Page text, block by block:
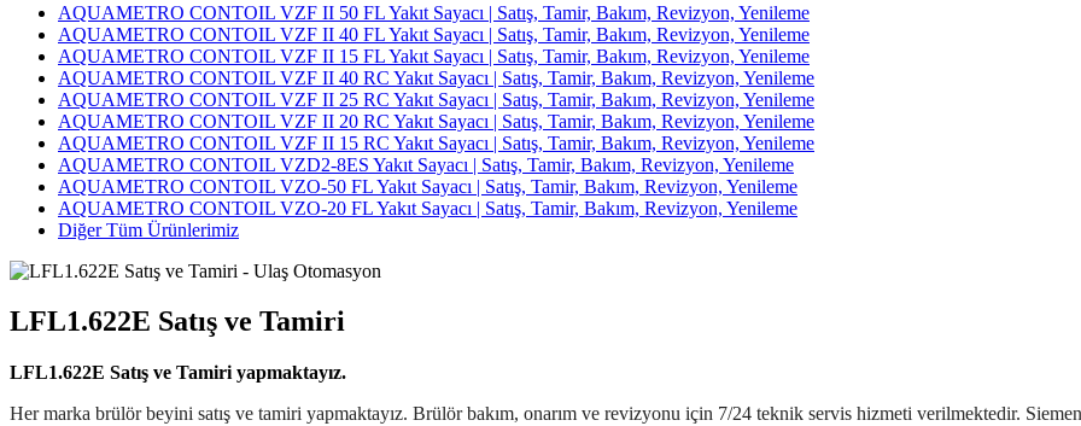
AQUAMETRO CONTOIL VZF II 50 FL Yakıt Sayacı | Satış, Tamir, Bakım, Revizyon, Yenileme
AQUAMETRO CONTOIL VZF II 40 FL Yakıt Sayacı | Satış, Tamir, Bakım, Revizyon, Yenileme
AQUAMETRO CONTOIL VZF II 15 FL Yakıt Sayacı | Satış, Tamir, Bakım, Revizyon, Yenileme
AQUAMETRO CONTOIL VZF II 40 RC Yakıt Sayacı | Satış, Tamir, Bakım, Revizyon, Yenileme
AQUAMETRO CONTOIL VZF II 25 RC Yakıt Sayacı | Satış, Tamir, Bakım, Revizyon, Yenileme
AQUAMETRO CONTOIL VZF II 20 RC Yakıt Sayacı | Satış, Tamir, Bakım, Revizyon, Yenileme
AQUAMETRO CONTOIL VZF II 15 RC Yakıt Sayacı | Satış, Tamir, Bakım, Revizyon, Yenileme
AQUAMETRO CONTOIL VZD2-8ES Yakıt Sayacı | Satış, Tamir, Bakım, Revizyon, Yenileme
AQUAMETRO CONTOIL VZO-50 FL Yakıt Sayacı | Satış, Tamir, Bakım, Revizyon, Yenileme
AQUAMETRO CONTOIL VZO-20 FL Yakıt Sayacı | Satış, Tamir, Bakım, Revizyon, Yenileme
Diğer Tüm Ürünlerimiz
LFL1.622E Satış ve Tamiri
LFL1.622E Satış ve Tamiri yapmaktayız.
Her marka brülör beyini satış ve tamiri yapmaktayız. Brülör bakım, onarım ve revizyonu için 7/24 teknik servis hizmeti verilmektedir. Siemens brülör beyni tamiri yapıyoruz. Siemens brülör beyini satışı yapıyoruz. Siemens brülör rolesi tamiri yapıyoruz. Siemens brülör rolesi satışı yapıyoruz. Siemens brülör otomatiği tamiri yapıyoruz. Siemens brülör otomatiği satışı yapıyoruz. Siemens brülör kontrol kutusu tamiri yapıyoruz. Siemens brülör kontrol kutusu satışı yapıyoruz. Brahma brülör beyni tamiri yapıyoruz. Brahma brülör beyini satışı yapıyoruz. Brahma brülör rolesi tamiri yapıyoruz. Brahma brülör rolesi satışı yapıyoruz. Brahma brülör otomatiği satışı yapıyoruz. Brahma brülör otomatiği tamiri yapıyoruz. Brahma brülör kontrol kutusu tamiri yapıyoruz. Brahma brülör kontrol kutusu satışı yapıyoruz. Brahma brülör denetleyici tamiri yapıyoruz. Brahma brülör denetleyici satışı yapıyoruz. Honeywell brülör beyni tamiri yapıyoruz. Honeywell brülör beyini satışı yapıyoruz. Honeywell brülör rolesi tamiri yapıyoruz. Honeywell brülör rolesi satışı yapıyoruz. Honeywell brülör otomatiği tamiri yapıyoruz. Honeywell brülör otomatiği satışı yapıyoruz. Honeywell brülör kontrol kutusu tamiri yapıyoruz. Honeywell brülör kontrol kutusu satışı yapıyoruz. Honeywell brülör denetleyici tamiri yapıyoruz. Honeywell brüllör denetleyici satışı yapıyoruz. Sacmi brülör beyni tamiri yapıyoruz. Sacmi brülör beyini satışı yapıyoruz. Sacmi brülör rolesi tamiri yapıyoruz. Sacmi brülör rolesi satışı yapıyoruz. Sacmi brülör otomatiği tamiri yapıyoruz. Sacmi brülör otomatiği satışı yapıyoruz. Sacmi brülör denetleyici tamiri yapıyoruz. Sacmi brülör denetleyici satışı yapıyoruz. Sacmi brülör kontrol kutusu tamiri yapıyoruz. Sacmi brülör kontrol kutusu satışı yapıyoruz. Landis brülör beyni tamiri yapıyoruz. Landis brülör beyini satışı yapıyoruz. Landis brülör rolesi tamiri yapıyoruz. Landis brülör rolesi satışı yapıyoruz. Landis brülör otomatiği tamiri yapıyoruz. Landis brülör otomatiği satışı yapıyoruz. Landis brülör kontrol kutusu tamiri yapıyoruz. Landis brülör kontrol kutusu satışı yapıyoruz. Landis brülör denetleyici tamiri yapıyoruz. Landis brülör denetleyici satışı yapıyoruz. Kromschroder brülör beyni tamiri yapıyoruz. Krom Schroder brülör beyni satışı yapıyoruz. Kromschroder brülör rolesi tamiri yapıyoruz. Krom Schroder brülör rolesi satışı yapıyoruz. Kromschroder brülör otomatiği tamiri yapıyoruz. Krom Schroder brülör otomatiği satışı yapıyoruz. Kromschroder brülör kontrol kutusu tamiri yapıyoruz. Krom Schroder brülör kontrol kutusu satışı yapıyoruz. Kromschroder brülör denetleyici tamiri yapıyoruz. Krom Schroder brülör denetleyici satışı yapıyoruz. Satronic brülör beyni tamiri yapıyoruz. Satronic brülör beyini satışı yapıyoruz. Satronic brülör rolesi tamiri yapıyoruz. Satronic brülör rolesi satışı yapıyoruz. Satronic brülör otomatiği tamiri yapıyoruz. Satronic brülör otomatiği satışı yapıyoruz. Satronic brülör kontrol kutusu tamiri yapıyoruz. Satronic brülör kontrol kutusu satışı yapıyoruz. Satronic brülör denetleyici tamiri yapıyoruz. Satronic brülör denetleyici satışı yapıyoruz. Lamtec brülör beyni tamiri yapıyoruz. Lamtec brülör beyini tamiri yapıyoruz. Lamtec brülör rolesi tamiri yapıyoruz. Lamtec brülör rolesi satışı yapıyoruz. Lamtec brülör otomatiği tamiri yapıyoruz. Lamtec brülör otomatiği satışı yapıyoruz. Lamtec brülör denetleyici tamiri yapıyoruz. Lamtec brülör denetleyici satışı yapıyoruz. Lamtec brülör kontrol kutusu tamiri yapıyoruz. Lamtec brülör kontrol kutusu satışı yapıyoruz. Geox brülör beyni tamiri yapıyoruz. Geox brülör beyini satışı yapıyoruz. Geox brülör rolesi tamiri yapıyoruz. Geox brülör rolesi satışı yapıyoruz. Geox brülör otomatiği tamiri yapıyoruz. Geox brülör otomatiği satışı yapıyoruz. Geox brülör kontrol kutusu tamiri yapıyoruz. Geox brülör kontrol kutusu satışı yapıyoruz. Geox brülör denetleyici tamiri yapıyoruz. SIEMENS LME21.130C2 satış ve tamiri yapıyoruz. SIEMENS LME21.230C2 satış ve tamiri yapıyoruz. SIEMENS LME21.330C2 satış ve tamiri yapıyoruz. SIEMENS LME21.350C2 satış ve tamiri yapıyoruz. SIEMENS LME21.550C2 satış ve tamiri yapıyoruz. SIEMENS LME22.131C2 satış ve tamiri yapıyoruz. SIEMENS LME22.231C2 satış ve tamiri yapıyoruz. SIEMENS LME22.232C2 satış ve tamiri yapıyoruz. SIEMENS LME22.233C2 satış ve tamiri yapıyoruz. SIEMENS LME22.331C2 satış ve tamiri yapıyoruz. SIEMENS LGA52.171B27 satış ve tamiri yapıyoruz. SIEMENS LME39.400A2 satış ve tamiri yapıyoruz. SIEMENS LME41.054C2 satış ve tamiri yapıyoruz. SIEMENS LME41.091C2 satış ve tamiri yapıyoruz. SIEMENS LGB21.330A27 satış ve tamiri yapıyoruz. SIEMENS LGB21.130A27 satış ve tamiri yapıyoruz. SIEMENS LGB21.230A27 satış ve tamiri yapıyoruz. SIEMENS LGB21.350A27 satış ve tamiri yapıyoruz. SIEMENS LGB21.550A27 satış ve tamiri yapıyoruz. SIEMENS LGB21.330A27 satış ve tamiri yapıyoruz. SIEMENS LGB22.230B27 satış ve tamiri yapıyoruz. SIEMENS LGB32.330A27 satış ve tamiri yapıyoruz. SIEMENS LGB22.130A27 satış ve tamiri yapıyoruz. SIEMENS LGB41.258A27 satış ve tamiri yapıyoruz. SIEMENS LGB22.330A27 satış ve tamiri yapıyoruz. SIEMENS LME11.330C2BT satış ve tamiri yapıyoruz. SIEMENS LME21.430C2BT satış ve tamiri yapıyoruz. SIEMENS LMO44.255C2BT satış ve tamiri yapıyoruz. SIEMENS LME22.233C2BT satış ve tamiri yapıyoruz. SIEMENS LME22.331C2BT satış ve tamiri yapıyoruz. SIEMENS LME21.330C2BT satış ve tamiri yapıyoruz. SIEMENS LME22.233C2RL satış ve tamiri yapıyoruz. SIEMENS LME21.430C2 satış ve tamiri yapıyoruz. SIEMENS LME21.130C2RL satış ve tamiri yapıyoruz. SIEMENS LME21.330A2BT satış ve tamiri yapıyoruz. SIEMENS LMO14.111C2BT satış ve tamiri yapıyoruz. SIEMENS LME22.131A2 satış ve tamiri yapıyoruz. SIEMENS LME21.130A2 satış ve tamiri yapıyoruz. SIEMENS LME21.230A2 satış ve tamiri yapıyoruz. SIEMENS LME21.330A2 satış ve tamiri yapıyoruz. SIEMENS LME21.350A1 satış ve tamiri yapıyoruz. SIEMENS LME21.350A2 satış ve tamiri yapıyoruz. SIEMENS LME21.550A2 satış ve tamiri yapıyoruz. SIEMENS LME22.131A2 satış ve tamiri yapıyoruz. SIEMENS LME22.131A2 satış ve tamiri yapıyoruz. SIEMENS LME22.131A2 satış ve tamiri yapıyoruz. SIEMENS LME11.230A2 satış ve tamiri yapıyoruz. SIEMENS LME22.331A1 satış ve tamiri yapıyoruz. SIEMENS LME22.333A2 satış ve tamiri yapıyoruz. SIEMENS LME23.331A2 satış ve tamiri yapıyoruz. SIEMENS LME23.351A2 satış ve tamiri yapıyoruz. SIEMENS LME39.400A2 satış ve tamiri yapıyoruz. SIEMENS LME41.051A2 satış ve tamiri yapıyoruz. SIEMENS LME41.053A2 satış ve tamiri yapıyoruz. SIEMENS LME41.054A2 satış ve tamiri yapıyoruz. SIEMENS LME41.071A2 satış ve tamiri yapıyoruz. SIEMENS LME41.091A2 satış ve tamiri yapıyoruz. SIEMENS LME41.092A2 satış ve tamiri yapıyoruz. SIEMENS LME41.052A2 satış ve tamiri yapıyoruz. SIEMENS LME44.057A2 satış ve tamiri yapıyoruz. SIEMENS LMG21.330B27 satış ve tamiri yapıyoruz. SIEMENS LGB22.330B27 satış ve tamiri yapıyoruz. SIEMENS LOA36.171B27 satış ve tamiri yapıyoruz. SIEMENS LMG22.330B27 satış ve tamiri yapıyoruz. SIEMENS LFL1.122 satış ve tamiri yapıyoruz. SIEMENS LFL1.133 satış ve tamiri yapıyoruz. SIEMENS LFL1.322